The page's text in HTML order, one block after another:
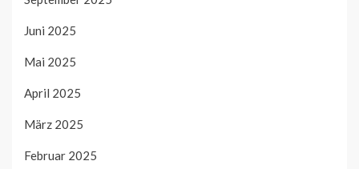
Juni 2025
Mai 2025
April 2025
März 2025
Februar 2025